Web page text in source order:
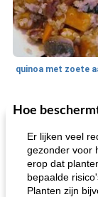
One Dish Meal
Hoe
Er lijken veel
gezonder voor
erop dat
bepaalde
Planten zijn